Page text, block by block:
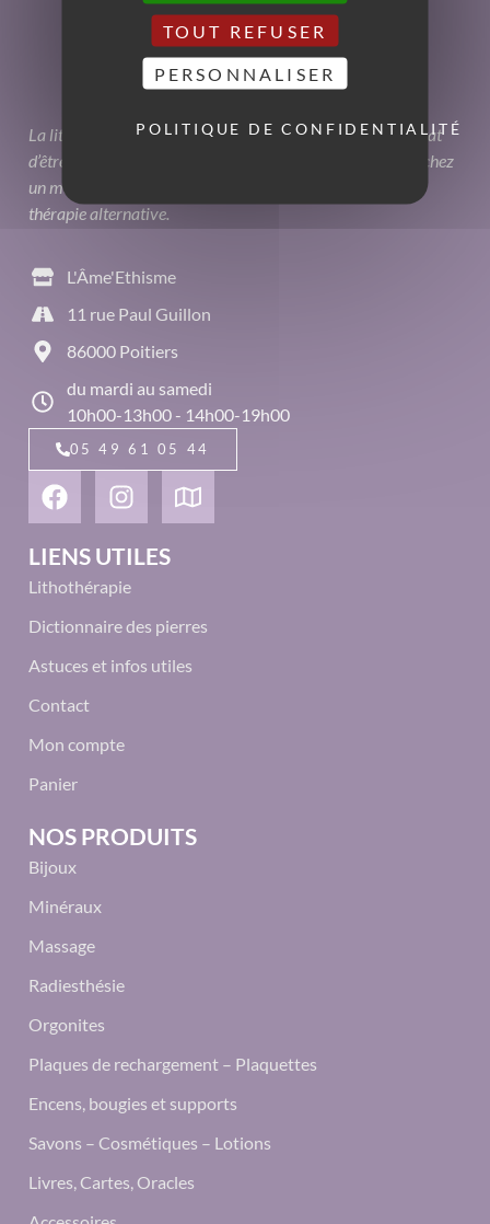
La lithothérapie peut avoir une forte influence sur notre état
d’être sans toutefois qu’elle ne remplace une consultation chez
un médecin. C’est une aide additionnelle qu’apporte cette
thérapie alternative.
L'Âme'Ethisme
11 rue Paul Guillon
86000 Poitiers
du mardi au samedi
10h00-13h00 - 14h00-19h00
05 49 61 05 44
LIENS UTILES
Lithothérapie
Dictionnaire des pierres
Astuces et infos utiles
Contact
Mon compte
Panier
NOS PRODUITS
Bijoux
Minéraux
Massage
Radiesthésie
Orgonites
Plaques de rechargement – Plaquettes
Encens, bougies et supports
Savons – Cosmétiques – Lotions
Livres, Cartes, Oracles
TOUT REFUSER
PERSONNALISER
POLITIQUE DE CONFIDENTIALITÉ